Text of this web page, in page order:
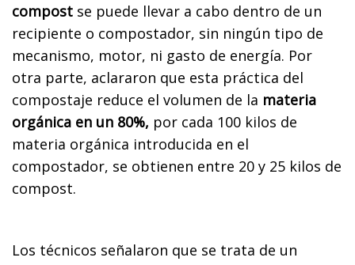
compost se puede llevar a cabo dentro de un
recipiente o compostador, sin ningún tipo de
mecanismo, motor, ni gasto de energía. Por
otra parte, aclararon que esta práctica del
compostaje reduce el volumen de la materia
orgánica en un 80%, por cada 100 kilos de
materia orgánica introducida en el
compostador, se obtienen entre 20 y 25 kilos de
compost.
Los técnicos señalaron que se trata de un